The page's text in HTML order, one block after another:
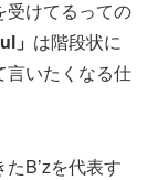
受けてるっての
」 は階段状に
言いたくなる仕
B’zを代表す